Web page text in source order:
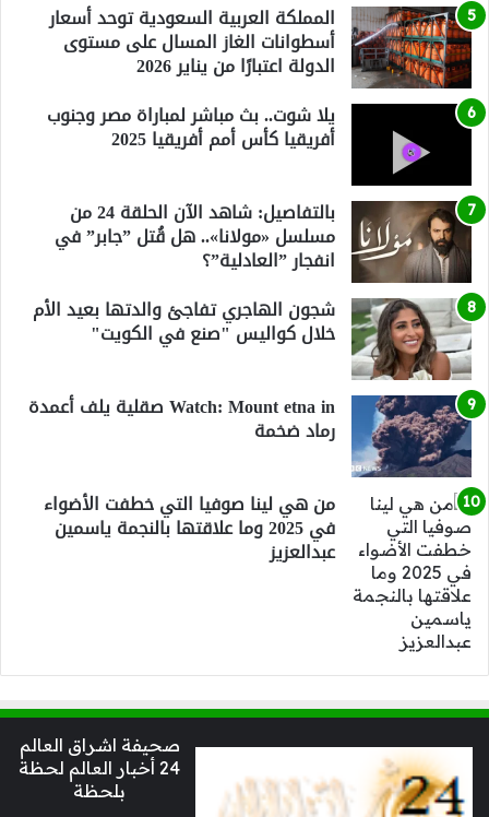
المملكة العربية السعودية توحد أسعار
أسطوانات الغاز المسال على مستوى
الدولة اعتبارًا من يناير 2026
يلا شوت.. بث مباشر لمباراة مصر وجنوب
أفريقيا كأس أمم أفريقيا 2025
بالتفاصيل: شاهد الآن الحلقة 24 من
مسلسل «مولانا».. هل قُتل ”جابر” في
انفجار ”العادلية”؟
شجون الهاجري تفاجئ والدتها بعيد الأم
خلال كواليس "صنع في الكويت"
Watch: Mount etna in صقلية يلف أعمدة
رماد ضخمة
من هي لينا صوفيا التي خطفت الأضواء
في 2025 وما علاقتها بالنجمة ياسمين
عبدالعزيز
صحيفة اشراق العالم
24 أخبار العالم لحظة
بلحظة